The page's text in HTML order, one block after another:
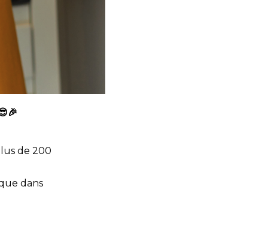
de 200
dans